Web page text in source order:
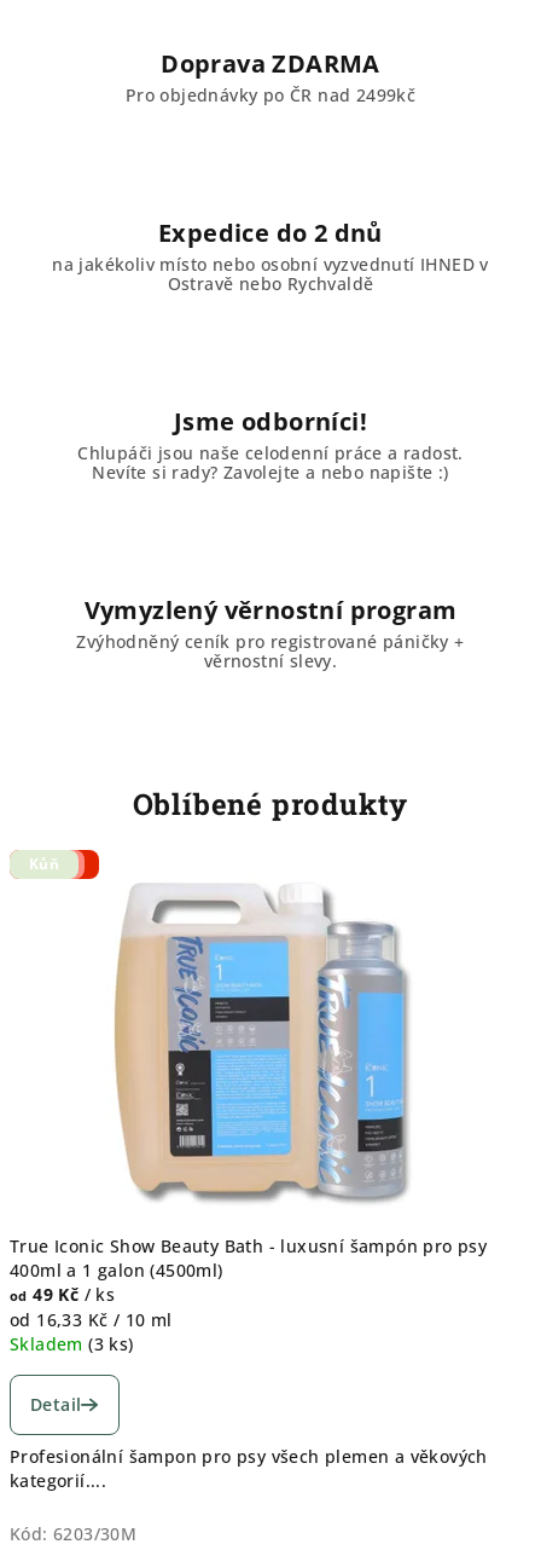
Doprava ZDARMA
Pro objednávky po ČR nad 2499kč
Expedice do 2 dnů
na jakékoliv místo nebo osobní vyzvednutí IHNED v
Ostravě nebo Rychvaldě
Jsme odborníci!
Chlupáči jsou naše celodenní práce a radost.
Nevíte si rady? Zavolejte a nebo napište :)
Vymyzlený věrnostní program
Zvýhodněný ceník pro registrované páničky +
věrnostní slevy.
Oblíbené produkty
True Iconic Show Beauty Bath - luxusní šampón pro psy
400ml a 1 galon (4500ml)
od 49 Kč / ks
Měrná
cena:
od 16,33 Kč / 10 ml
Skladem(3 ks)
produktu
je
5,0
z
hvězdiček.
Detail
Profesionální šampon pro psy všech plemen a věkových
kategorií....
Kód: 6203/30M
Hovězí
Kuře
Kůň